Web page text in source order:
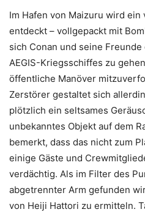
Im Hafen von Maizuru wird
entdeckt – vollgepackt mit
sich Conan und seine Freunde
AEGIS-Kriegsschiffes zu
öffentliche Manöver
Zerstörer gestaltet sich
plötzlich ein seltsames
unbekanntes Objekt auf dem
bemerkt, dass das nicht zum
einige Gäste und
verdächtig. Als im Filter des
abgetrennter Arm gefunden
von Heiji Hattori zu ermitteln.